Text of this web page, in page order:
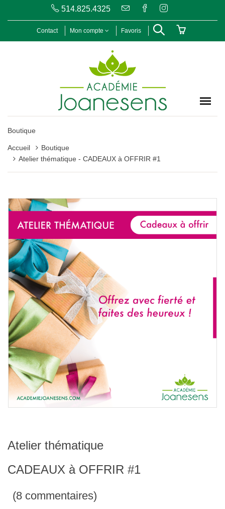
514.825.4325
Contact Mon compte Favoris
Boutique
Accueil
Boutique
Atelier thématique - CADEAUX à OFFRIR #1
Atelier thématique
CADEAUX à OFFRIR #1
(8 commentaires)